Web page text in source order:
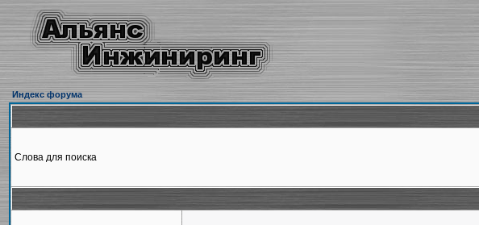
Индекс форума
Слова для поиска